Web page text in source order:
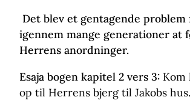
Det blev et gentagende problem
igennem mange generationer at
Herrens anordninger.
Esaja bogen kapitel 2 vers 3: Kom
op til Herrens bjerg til Jakobs